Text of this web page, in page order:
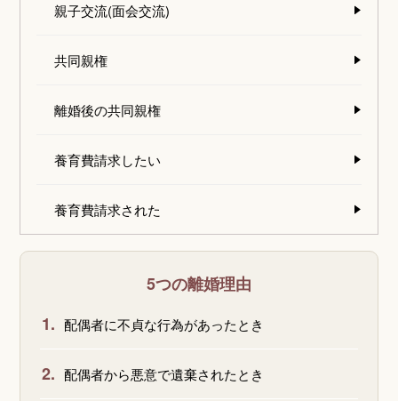
親子交流(面会交流)
共同親権
離婚後の共同親権
養育費請求したい
養育費請求された
5つの離婚理由
1. 配偶者に不貞な行為があったとき
2. 配偶者から悪意で遺棄されたとき